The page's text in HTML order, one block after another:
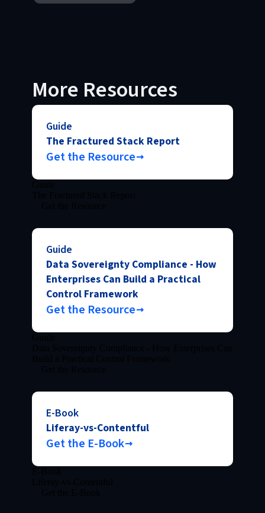
More Resources
Guide
The Fractured Stack Report
Get the Resource
Guide
Data Sovereignty Compliance - How
Enterprises Can Build a Practical
Control Framework
Get the Resource
E-Book
Liferay-vs-Contentful
Get the E-Book